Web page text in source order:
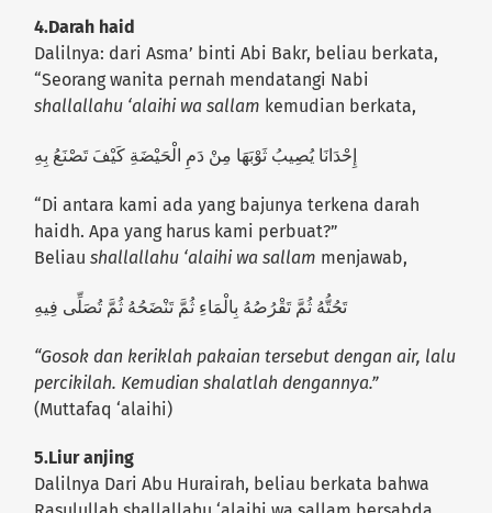
4.Darah haid
Dalilnya: dari Asma’ binti Abi Bakr, beliau berkata,
“Seorang wanita pernah mendatangi Nabi
shallallahu ‘alaihi wa sallam kemudian berkata,
إِحْدَانَا يُصِيبُ ثَوْبَهَا مِنْ دَمِ الْحَيْضَةِ كَيْفَ تَصْنَعُ بِهِ
“Di antara kami ada yang bajunya terkena darah
haidh. Apa yang harus kami perbuat?”
Beliaushallallahu ‘alaihi wa sallam menjawab,
تَحُتُّهُ ثُمَّ تَقْرُصُهُ بِالْمَاءِ ثُمَّ تَنْضَحُهُ ثُمَّ تُصَلِّى فِيهِ
“Gosok dan keriklah pakaian tersebut dengan air, lalu
percikilah. Kemudian shalatlah dengannya.”
(Muttafaq ‘alaihi)
5.Liur anjing
Dalilnya Dari Abu Hurairah, beliau berkata bahwa